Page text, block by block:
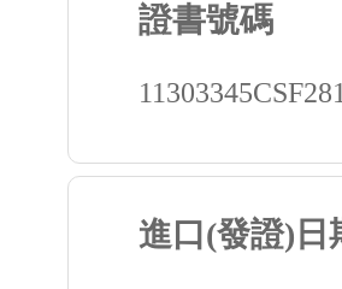
證書號碼
進口(發證)日